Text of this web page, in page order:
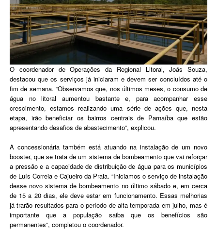
O coordenador de Operações da Regional Litoral, Joás Souza,
destacou que os serviços já iniciaram e devem ser concluídos até o
fim de semana. “Observamos que, nos últimos meses, o consumo de
água no litoral aumentou bastante e, para acompanhar esse
crescimento, estamos realizando uma série de ações que, nesta
etapa, irão beneficiar os bairros centrais de Parnaíba que estão
apresentando desafios de abastecimento”, explicou.
A concessionária também está atuando na instalação de um novo
booster, que se trata de um sistema de bombeamento que vai reforçar
a pressão e a capacidade de distribuição de água para os municípios
de Luís Correia e Cajueiro da Praia. “Iniciamos o serviço de instalação
desse novo sistema de bombeamento no último sábado e, em cerca
de 15 a 20 dias, ele deve estar em funcionamento. Essas melhorias
já trarão resultados para o período de alta temporada em julho, mas é
importante que a população saiba que os benefícios são
permanentes”, completou o coordenador.